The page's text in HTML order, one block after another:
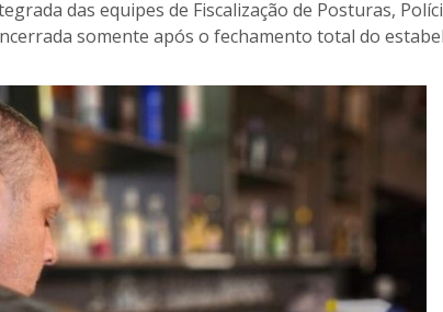
das equipes de Fiscalização de Posturas,
somente após o fechamento total do